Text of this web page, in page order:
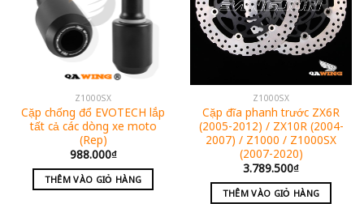
Z1000SX
Cặp chống đổ EVOTECH lắp
tất cả các dòng xe moto
(Rep)
988.000₫
THÊM VÀO GIỎ HÀNG
Z1000SX
Cặp đĩa phanh trước ZX6R
(2005-2012) / ZX10R (2004-
2007) / Z1000 / Z1000SX
(2007-2020)
3.789.500₫
THÊM VÀO GIỎ HÀNG